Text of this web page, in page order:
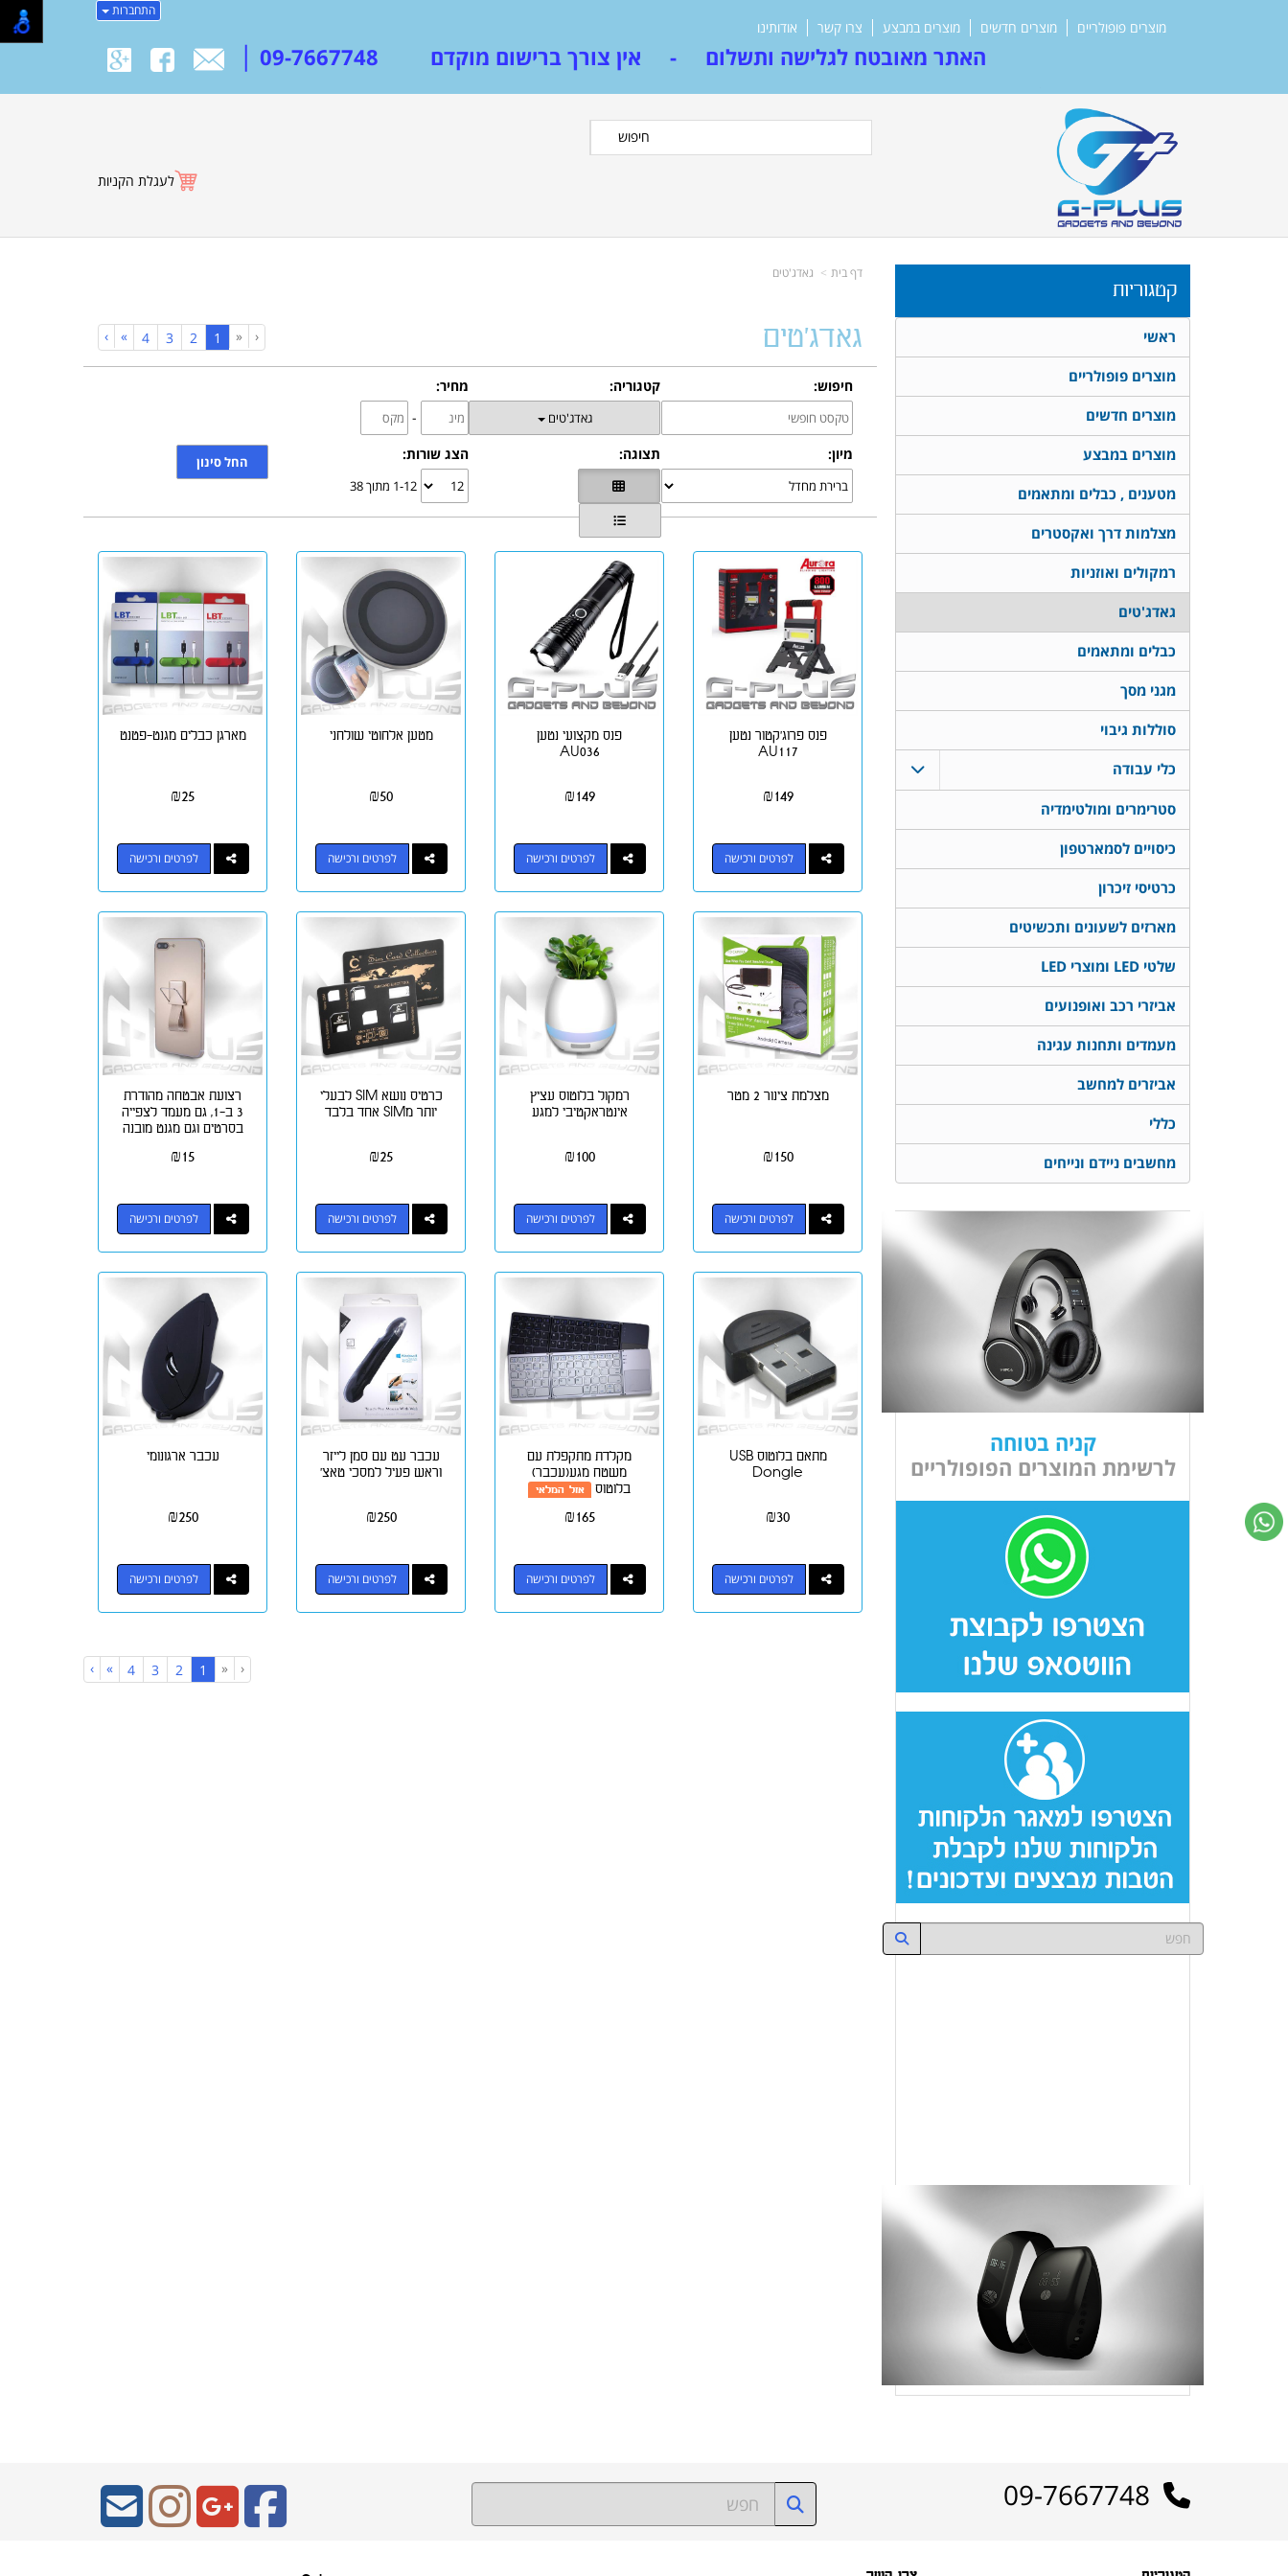
התחברות
מוצרים פופולריים מוצרים חדשים מוצרים במבצע צרו קשר אודותינו
| 09-7667748 האתר מאובטח לגלישה ותשלום - אין צורך ברישום מוקדם
חיפוש
לעגלת הקניות
דף בית גאדג'טים
גאדג'טים ‹
«
1
(current)
2
3
4
»
›
חיפוש: קטגוריה:
גאדג'טים
מחיר:
-
מיון:
תצוגה: הצג שורות:
1-12 מתוך 38
פנס פרוג'קטור נטען
AU117
₪149
לפרטים ורכישה
פנס מקצועי נטען
AU036
₪149
לפרטים ורכישה
מטען אלחוטי שולחני
₪50
לפרטים ורכישה
מארגן כבלים מגנט-פטנט
₪25
לפרטים ורכישה
מצלמת צינור 2 מטר
₪150
לפרטים ורכישה
רמקול בלוטוס עציץ
אינטראקטיבי למגע
₪100
לפרטים ורכישה
כרטיס נושא SIM לבעלי
יותר מSIM אחד בלבד
₪25
לפרטים ורכישה
רצועת אבטחה מהודרת
3 ב-1, גם מעמד לצפייה
בסרטים וגם מגנט מובנה
₪15
לפרטים ורכישה
מתאם בלוטוס USB
Dongle
₪30
לפרטים ורכישה
מקלדת מתקפלת עם
משטח מגע(עכבר)
בלוטוס
אזל המלאי
₪165
לפרטים ורכישה
עכבר עט עם סמן לייזר
וראש פעיל למסכי טאצ'
₪250
לפרטים ורכישה
עכבר ארגונומי
₪250
לפרטים ורכישה
‹
«
1
2
3
4
»
›
קטגוריות
ראשי
מוצרים פופולריים
מוצרים חדשים
מוצרים במבצע
מטענים , כבלים ומתאמים
מצלמות דרך ואקסטרים
רמקולים ואוזניות
גאדג'טים
כבלים ומתאמים
מגני מסך
סוללות גיבוי
כלי עבודה
סטרימרים ומולטימדיה
כיסויים לסמארטפון
כרטיסי זיכרון
מארזים לשעונים ותכשיטים
שלטי LED ומוצרי LED
אביזרי רכב ואופנועים
מעמדים ותחנות עגינה
אביזרים למחשב
כללי
מחשבים ניידם ונייחים
קניה בטוחה
לרשימת המוצרים הפופולריים